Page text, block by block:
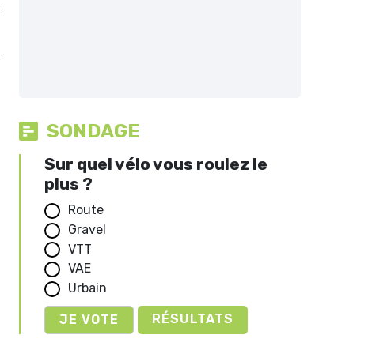
SONDAGE
Sur quel vélo vous roulez le
plus ?
Route
Gravel
VTT
VAE
Urbain
RÉSULTATS